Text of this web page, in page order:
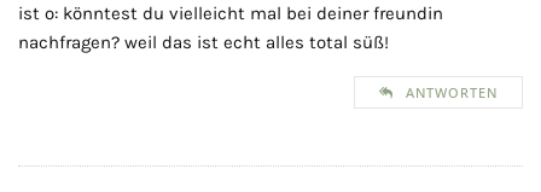
ist o: könntest du vielleicht mal bei deiner freundin
nachfragen? weil das ist echt alles total süß!
ANTWORTEN